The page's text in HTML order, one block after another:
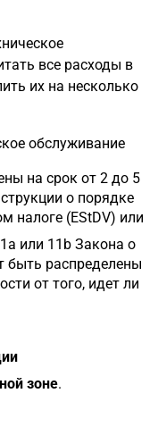
все расходы в
их на несколько
обслуживание
на срок от 2 до 5
о порядке
налоге (EStDV) или
или 11b Закона о
быть распределены
от того, идет ли
зоне.